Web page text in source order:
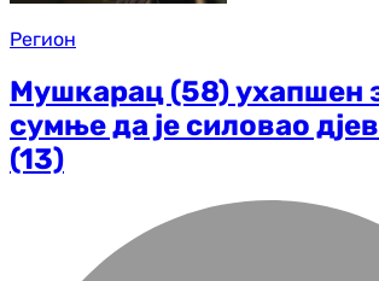
Регион
Мушкарац (58) ухапшен
сумње да је силовао
(13)